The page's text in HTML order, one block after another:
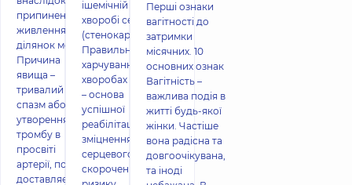
припинення
живлення
ділянок мозку.
Причина
явища –
тривалий
спазм або
утворення
тромбу в
просвіті
артерії, по якій
доставляється
ішемічній
хворобі серця
(стенокардії)
Правильне
харчування при
хворобах серця
– основа
успішної
реабілітації,
зміцнення
серцевого м'яза,
скорочення
Перші ознаки
вагітності до
затримки
місячних. 10
основних ознак
Вагітність –
важлива подія в
житті будь-якої
жінки. Частіше
вона радісна та
довгоочікувана,
та іноді